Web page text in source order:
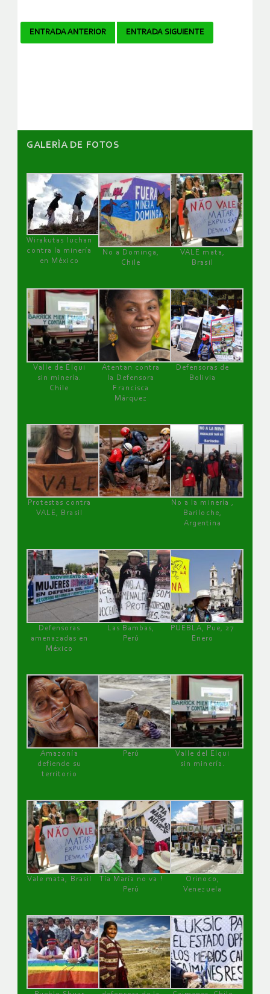
Navegador
ENTRADA ANTERIOR ENTRADA SIGUIENTE
GALERÌA DE FOTOS
Wirakutas luchan
contra la minería
en México
No a Dominga,
Chile
VALE mata,
Brasil
Valle de Elqui
sin minería.
Chile
Atentan contra
la Defensora
Francisca
Márquez
Defensoras de
Bolivia
Protestas contra
VALE, Brasil
No a la minería ,
Bariloche,
Argentina
Defensoras
amenazadas en
México
Las Bambas,
Perú
PUEBLA, Pue, 27
Enero
Amazonía
defiende su
territorio
Perú
Valle del Elqui
sin minería.
Vale mata, Brasil
Tía María no va !
Perú
Orinoco,
Venezuela